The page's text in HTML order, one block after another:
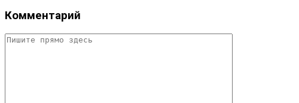
Комментарий